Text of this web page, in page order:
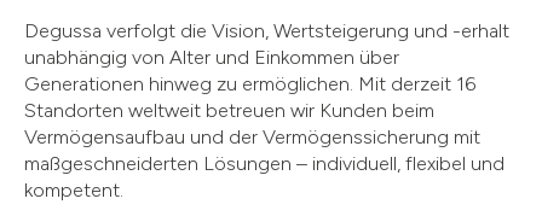
Degussa verfolgt die Vision, Wertsteigerung und -erhalt
unabhängig von Alter und Einkommen über
Generationen hinweg zu ermöglichen. Mit derzeit 16
Standorten weltweit betreuen wir Kunden beim
Vermögensaufbau und der Vermögenssicherung mit
maßgeschneiderten Lösungen – individuell, flexibel und
kompetent.